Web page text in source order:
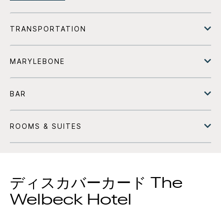
ディスカバーカード The
Welbeck Hotel